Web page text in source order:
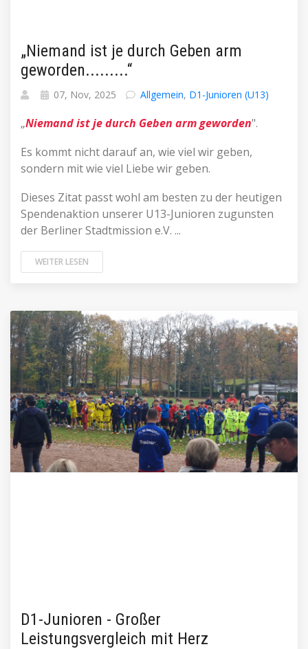
„Niemand ist je durch Geben arm
geworden.........“
07, Nov, 2025 Allgemein, D1-Junioren (U13)
„Niemand ist je durch Geben arm geworden".
Es kommt nicht darauf an, wie viel wir geben,
sondern mit wie viel Liebe wir geben.
Dieses Zitat passt wohl am besten zu der heutigen
Spendenaktion unserer U13-Junioren zugunsten
der Berliner Stadtmission e.V. ...
WEITER LESEN
D1-Junioren - Großer
Leistungsvergleich mit Herz